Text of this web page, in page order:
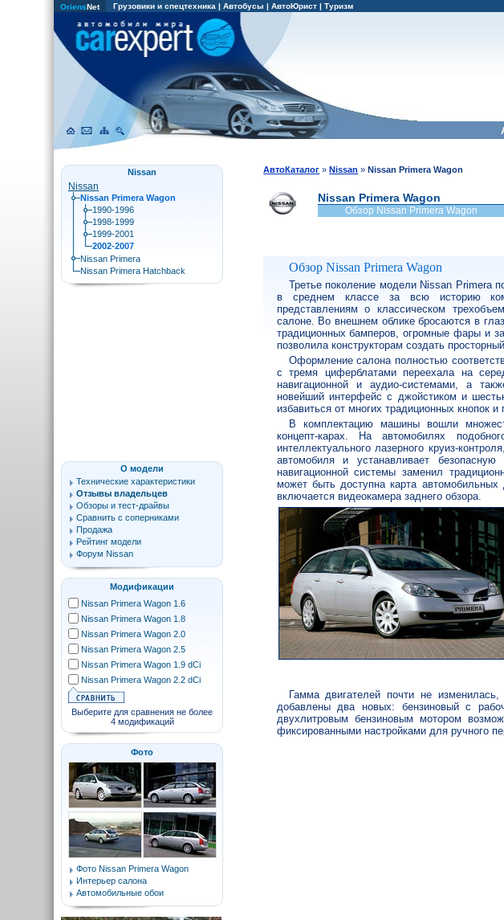
OriensNet Грузовики и спецтехника | Автобусы | АвтоЮрист | Туризм
АвтоКаталог »Nissan »Nissan Primera Wagon
Nissan Primera Wagon
Обзор Nissan Primera Wagon
Обзор Nissan Primera Wagon
Третье поколение модели Nissan Primera
в среднем классе за всю историю
представлениям о классическом
салоне. Во внешнем облике бросаются в
традиционных бамперов, огромные фары и
позволила конструкторам создать
Оформление салона полностью
с тремя циферблатами переехала на
навигационной и аудио-системами, а
новейший интерфейс с джойстиком и
избавиться от многих традиционных кнопок
В комплектацию машины вошли
концепт-карах. На автомобилях
интеллектуального лазерного круиз-
автомобиля и устанавливает
навигационной системы заменил
может быть доступна карта
включается видеокамера заднего обзора.
Гамма двигателей почти не
добавлены два новых: бензиновый с
двухлитровым бензиновым мотором
фиксированными настройками для ручного
Nissan
Nissan
Nissan Primera Wagon
1990-1996
1998-1999
1999-2001
2002-2007
Nissan Primera
Nissan Primera Hatchback
О модели
Технические характеристики
Отзывы владельцев
Обзоры и тест-драйвы
Сравнить с соперниками
Продажа
Рейтинг модели
Форум Nissan
Модификации
Nissan Primera Wagon 1.6
Nissan Primera Wagon 1.8
Nissan Primera Wagon 2.0
Nissan Primera Wagon 2.5
Nissan Primera Wagon 1.9 dCi
Nissan Primera Wagon 2.2 dCi
Выберите для сравнения не более
4 модификаций
Фото
Фото Nissan Primera Wagon
Интерьер салона
Автомобильные обои